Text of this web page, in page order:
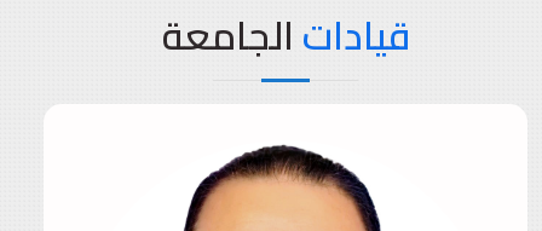
قياداتالجامعة